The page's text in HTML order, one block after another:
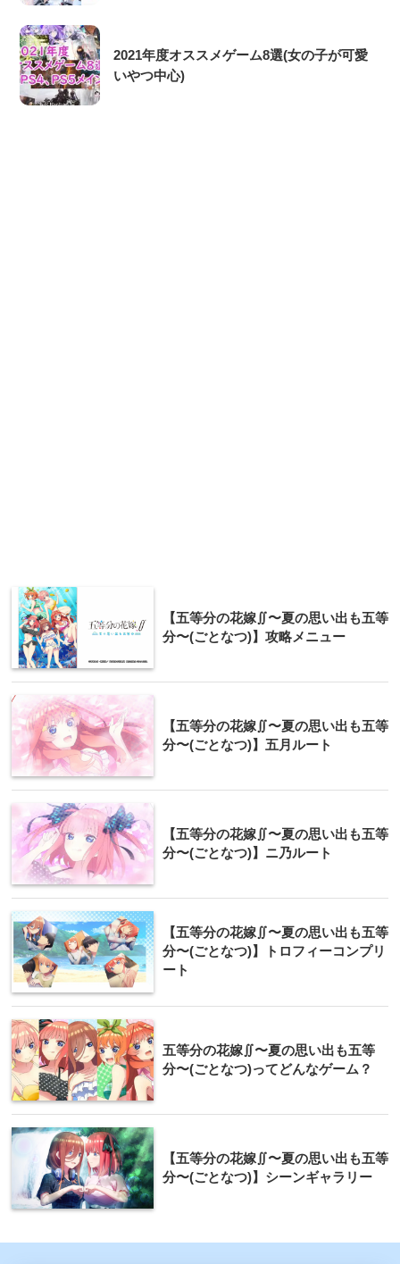
2021年度オススメゲーム8選(女の子が可愛
いやつ中心)
【五等分の花嫁∬〜夏の思い出も五等
分〜(ごとなつ)】攻略メニュー
【五等分の花嫁∬〜夏の思い出も五等
分〜(ごとなつ)】五月ルート
【五等分の花嫁∬〜夏の思い出も五等
分〜(ごとなつ)】ニ乃ルート
【五等分の花嫁∬〜夏の思い出も五等
分〜(ごとなつ)】トロフィーコンプリ
ート
五等分の花嫁∬〜夏の思い出も五等
分〜(ごとなつ)ってどんなゲーム？
【五等分の花嫁∬〜夏の思い出も五等
分〜(ごとなつ)】シーンギャラリー